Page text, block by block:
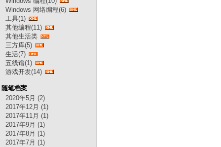
Windows 网络编程(6)
工具(1)
其他编程(11)
其他生活类
三方库(5)
生活(7)
五线谱(1)
游戏开发(14)
随笔档案
2020年5月 (2)
2017年12月 (1)
2017年11月 (1)
2017年9月 (1)
2017年8月 (1)
2017年7月 (1)